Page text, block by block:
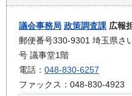
議会事務局 政策調査課 広報
郵便番号330-9301 埼玉県さ
号 議事堂1階
電話： 048-830-6257
ファックス：048-830-4923